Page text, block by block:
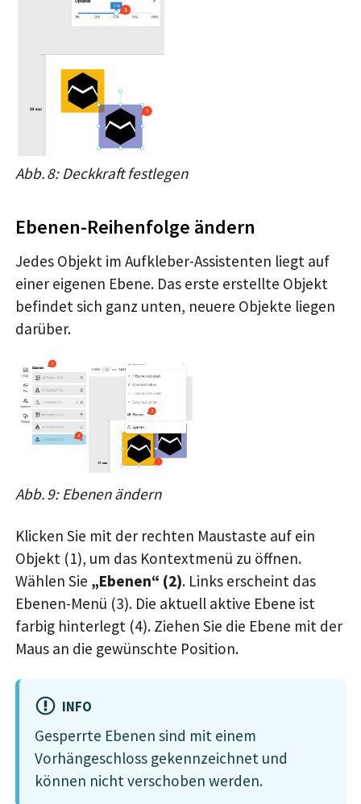
Abb. 8: Deckkraft festlegen
Ebenen-Reihenfolge ändern
Jedes Objekt im Aufkleber-Assistenten liegt auf
einer eigenen Ebene. Das erste erstellte Objekt
befindet sich ganz unten, neuere Objekte liegen
darüber.
Abb. 9: Ebenen ändern
Klicken Sie mit der rechten Maustaste auf ein
Objekt (1), um das Kontextmenü zu öffnen.
Wählen Sie „Ebenen“ (2). Links erscheint das
Ebenen-Menü (3). Die aktuell aktive Ebene ist
farbig hinterlegt (4). Ziehen Sie die Ebene mit der
Maus an die gewünschte Position.
INFO
Gesperrte Ebenen sind mit einem
Vorhängeschloss gekennzeichnet und
können nicht verschoben werden.